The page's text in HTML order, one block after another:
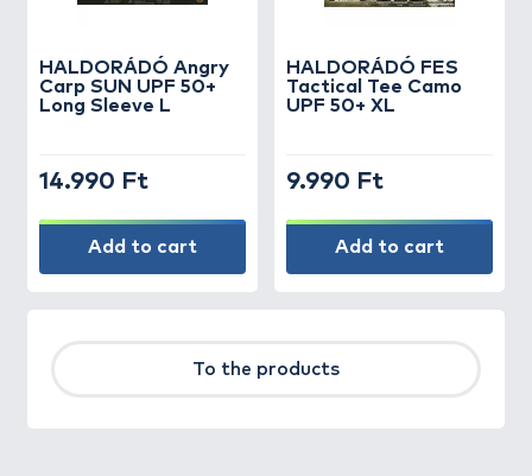
HALDORÁDÓ Angry
Carp SUN UPF 50+
Long Sleeve L
14.990 Ft
Add to cart
HALDORÁDÓ FES
Tactical Tee Camo
UPF 50+ XL
9.990 Ft
Add to cart
To the products